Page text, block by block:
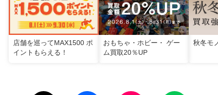
店舗を巡ってMAX1500 ポ
イントもらえる！
おもちゃ・ホビー・ ゲー
ム買取20％UP
秋冬モ